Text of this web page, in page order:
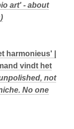
art' - about
harmonieus' |
vindt het
not
No one